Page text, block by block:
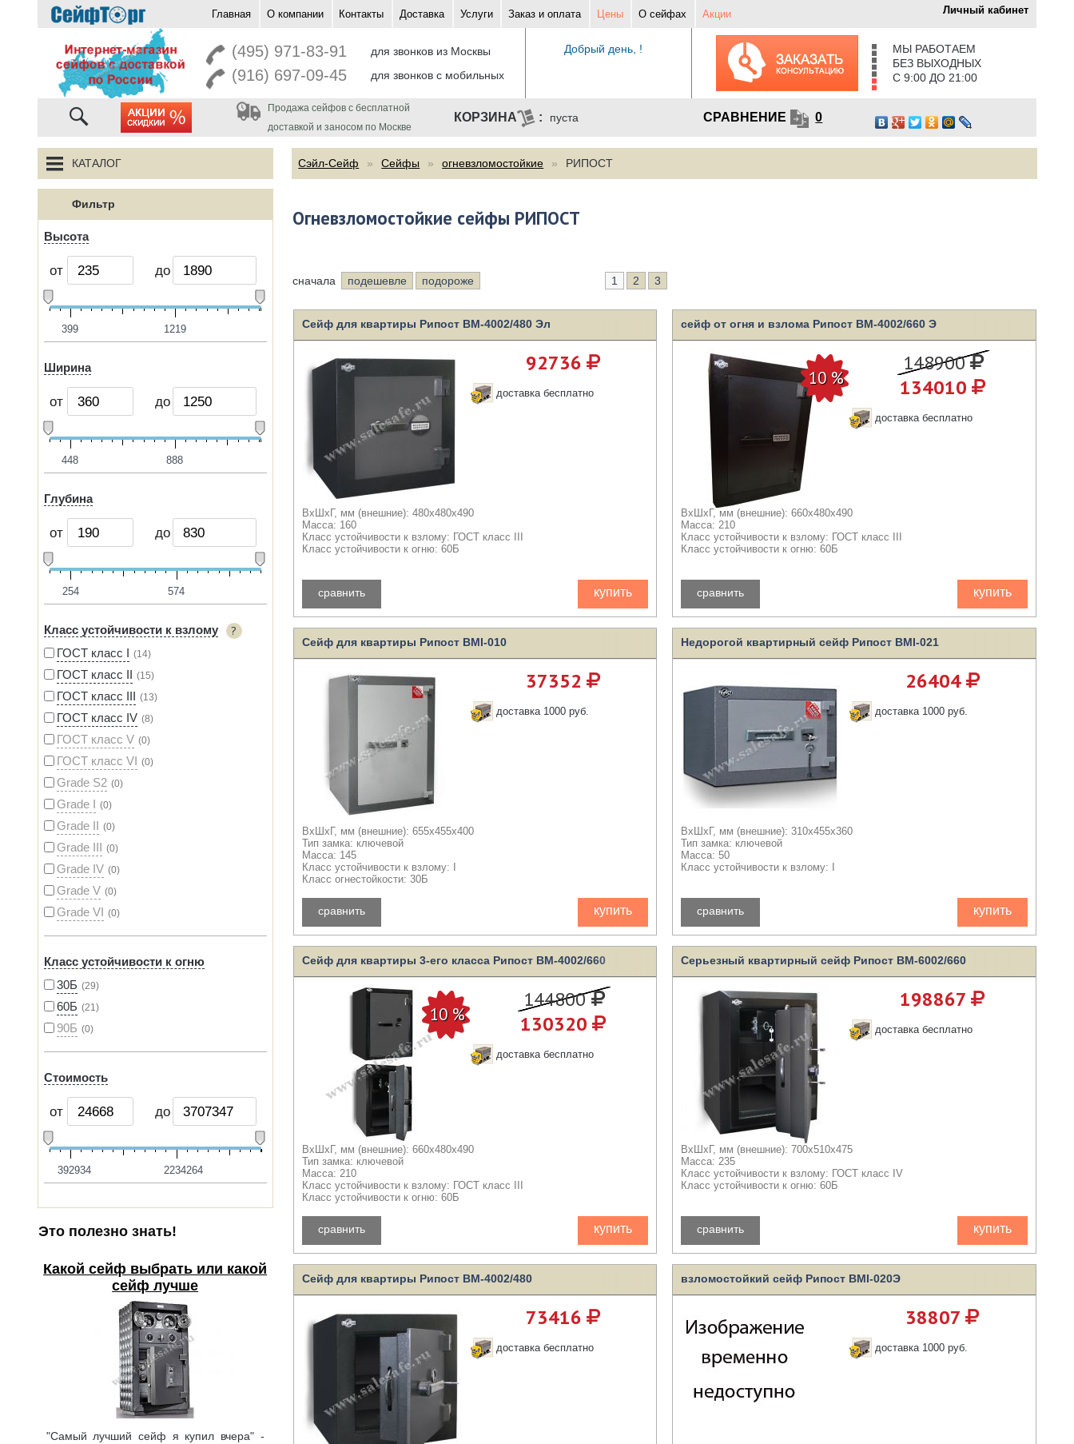
Главная О компании Контакты Доставка Услуги Заказ и оплата Цены О сейфах Акции Личный кабинет
(495) 971-83-91 для звонков из Москвы
(916) 697-09-45 для звонков с мобильных
Добрый день, !
МЫ РАБОТАЕМ
БЕЗ ВЫХОДНЫХ
С 9:00 ДО 21:00
акции
Продажа сейфов с бесплатной
доставкой и заносом по Москве
пуста СРАВНЕНИЕ 0
Сэйл-Сейф Сейфы огневзломостойкие РИПОСТ
Огневзломостойкие сейфы РИПОСТ
сначала подешевле подороже 1 2 3
Сейф для квартиры Рипост ВМ-4002/480 Эл
92736
доставка бесплатно
ВхШхГ, мм (внешние): 480x480x490
Масса: 160
Класс устойчивости к взлому: ГОСТ класс III
Класс устойчивости к огню: 60Б
купить
сравнить
сейф от огня и взлома Рипост ВМ-4002/660 Э
148900
134010
доставка бесплатно
ВхШхГ, мм (внешние): 660x480x490
Масса: 210
Класс устойчивости к взлому: ГОСТ класс III
Класс устойчивости к огню: 60Б
купить
сравнить
Сейф для квартиры Рипост BMI-010
37352
доставка 1000 руб.
ВхШхГ, мм (внешние): 655x455x400
Тип замка: ключевой
Масса: 145
Класс устойчивости к взлому: I
Класс огнестойкости: 30Б
купить
сравнить
Недорогой квартирный сейф Рипост BMI-021
26404
доставка 1000 руб.
ВхШхГ, мм (внешние): 310x455x360
Тип замка: ключевой
Масса: 50
Класс устойчивости к взлому: I
купить
сравнить
Сейф для квартиры 3-его класса Рипост ВМ-4002/660
144800
130320
доставка бесплатно
ВхШхГ, мм (внешние): 660x480x490
Тип замка: ключевой
Масса: 210
Класс устойчивости к взлому: ГОСТ класс III
Класс устойчивости к огню: 60Б
купить
сравнить
Серьезный квартирный сейф Рипост ВМ-6002/660
198867
доставка бесплатно
ВхШхГ, мм (внешние): 700x510x475
Масса: 235
Класс устойчивости к взлому: ГОСТ класс IV
Класс устойчивости к огню: 60Б
купить
сравнить
Сейф для квартиры Рипост ВМ-4002/480
73416
доставка бесплатно
взломостойкий сейф Рипост BMI-020Э
38807
доставка 1000 руб.
КАТАЛОГ
Фильтр
Высота
от до
399 1219
Ширина
от до
448 888
Глубина
от до
254 574
Класс устойчивости к взлому
ГОСТ класс I
14
ГОСТ класс II 15
ГОСТ класс III 13
ГОСТ класс IV 8
ГОСТ класс V 0
ГОСТ класс VI 0
Grade S2 0
Grade I 0
Grade II 0
Grade III 0
Grade IV 0
Grade V 0
Grade VI 0
Класс устойчивости к огню
30Б
29
60Б 21
90Б 0
Стоимость
от до
392934 2234264
Это полезно знать!
Какой сейф выбрать или какой
сейф лучше
"Самый лучший сейф я купил вчера" -